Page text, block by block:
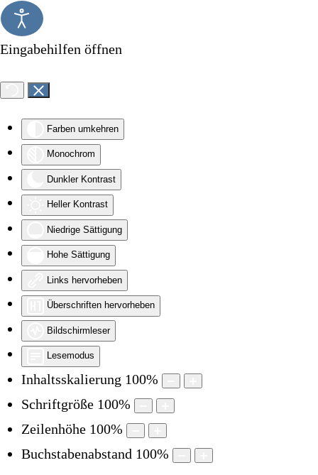
Eingabehilfen öffnen
Farben umkehren
Monochrom
Dunkler Kontrast
Heller Kontrast
Niedrige Sättigung
Hohe Sättigung
Links hervorheben
Überschriften hervorheben
Bildschirmleser
Lesemodus
Inhaltsskalierung 100%
Schriftgröße 100%
Zeilenhöhe 100%
Buchstabenabstand 100%